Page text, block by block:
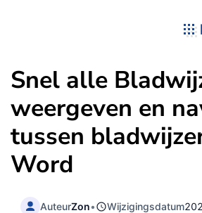
Snel alle
weergeven en
tussen
Word
AuteurZon• Wijzigingsdatum